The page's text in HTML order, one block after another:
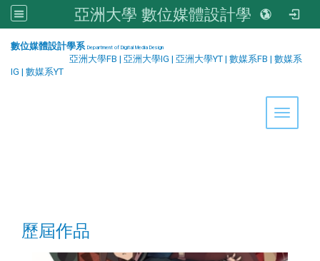
亞洲大學 數位媒體設計學系
數位媒體設計學系 Department of Digital Media Design
亞洲大學FB | 亞洲大學IG | 亞洲大學YT | 數媒系FB | 數媒系
IG | 數媒系YT
Toggle
歷屆作品